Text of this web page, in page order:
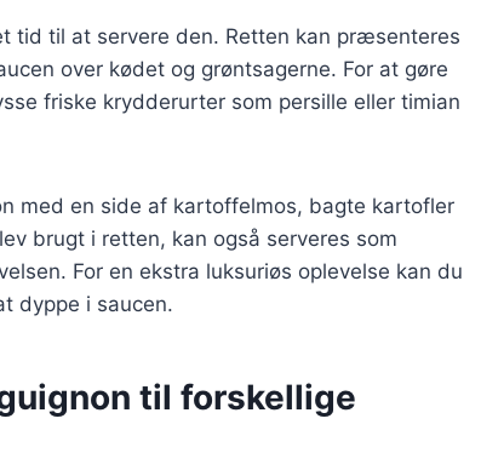
tid til at servere den. Retten kan præsenteres
over kødet og grøntsagerne. For at gøre
friske krydderurter som persille eller timian
med en side af kartoffelmos, bagte kartofler
brugt i retten, kan også serveres som
For en ekstra luksuriøs oplevelse kan du
dyppe i saucen.
til forskellige